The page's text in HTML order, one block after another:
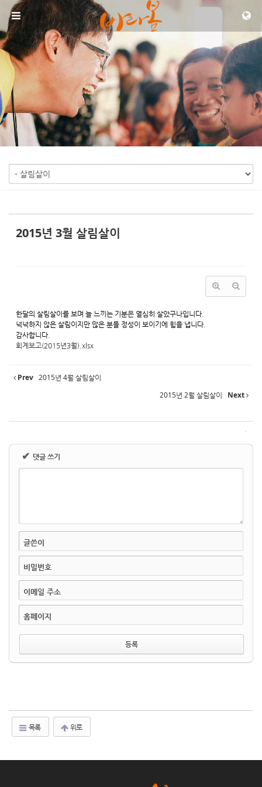
메뉴 건너뛰기
2015년 3월 살림살이
한달의 살림살이를 보며 늘 느끼는 기분은 열심히 살았구나입니다.
넉넉하지 않은 살림이지만 많은 분들 정성이 보이기에 힘을 냅니다.
감사합니다.
회계보고(2015년3월).xlsx
Prev 2015년 4월 살림살이
2015년 2월 살림살이
Next
✔ 댓글 쓰기
글쓴이
비밀번호
이메일 주소
홈페이지
목록 위로